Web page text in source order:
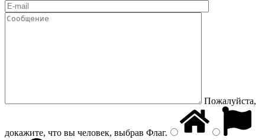
Пожалуйста,
докажите, что вы человек, выбрав Флаг.